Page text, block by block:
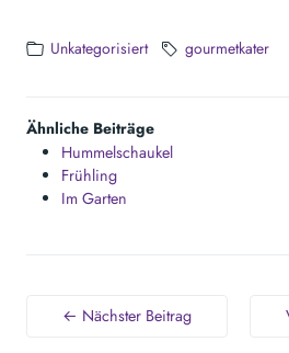
Unkategorisiert gourmetkater
Ähnliche Beiträge
Hummelschaukel
Frühling
Im Garten
← Nächster Beitrag